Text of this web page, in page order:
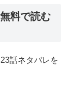
料で読む
話ネタバレを